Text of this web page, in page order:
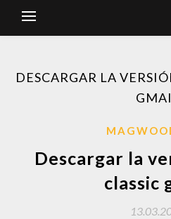
DESCARGAR LA
Descargar la
classic